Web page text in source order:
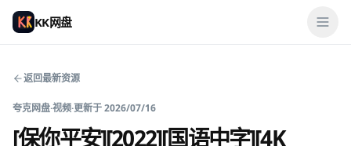
KK网盘
返回最新资源
夸克网盘·视频·更新于2026/07/16
[保你平安][2022][国语中字][4K